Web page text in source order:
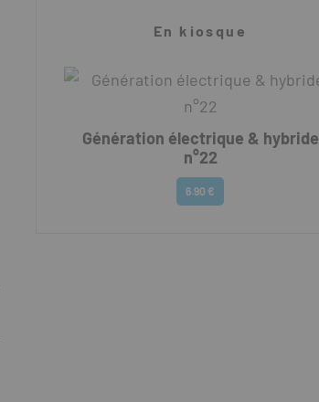
En kiosque
Génération électrique & hybride
n°22
6.90 €